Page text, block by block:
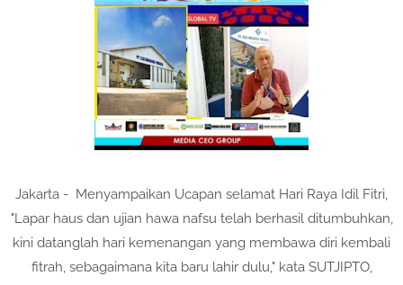
Jakarta - Menyampaikan Ucapan selamat Hari Raya Idil Fitri,
"Lapar haus dan ujian hawa nafsu telah berhasil ditumbuhkan,
kini datanglah hari kemenangan yang membawa diri kembali
fitrah, sebagaimana kita baru lahir dulu," kata SUTJIPTO,